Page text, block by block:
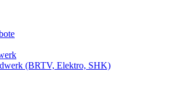
(BRTV, Elektro, SHK)